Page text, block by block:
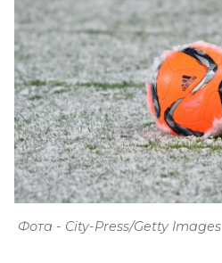
Фота - City-Press/Getty Images